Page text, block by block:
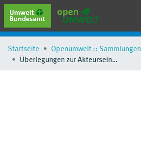
erweiterte Suche
Browse
Startseite Openumwelt :: Sammlungen
Überlegungen zur Akteurseinbindung nach Corona: oder - Es gibt nichts Gutes, außer man tut es!